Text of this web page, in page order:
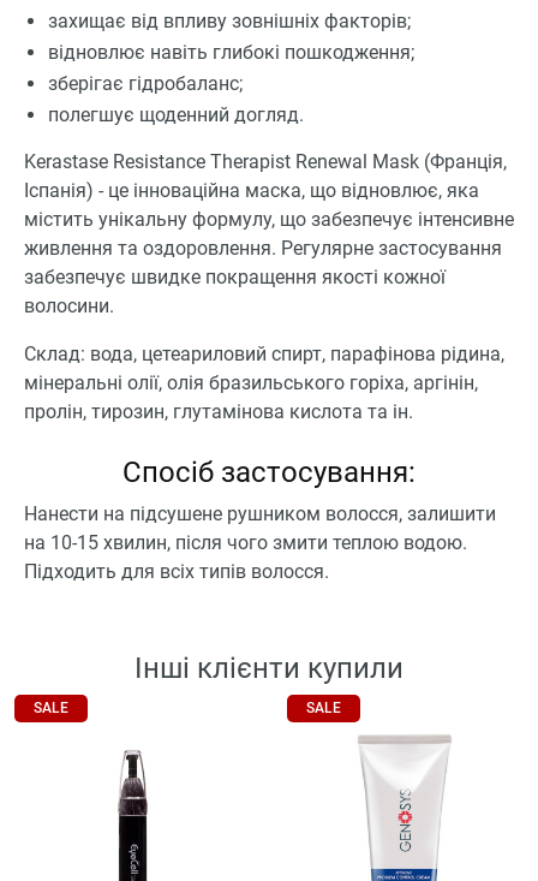
захищає від впливу зовнішніх факторів;
відновлює навіть глибокі пошкодження;
зберігає гідробаланс;
полегшує щоденний догляд.
Kerastase Resistance Therapist Renewal Mask (Франція,
Іспанія) - це інноваційна маска, що відновлює, яка
містить унікальну формулу, що забезпечує інтенсивне
живлення та оздоровлення. Регулярне застосування
забезпечує швидке покращення якості кожної
волосини.
Склад: вода, цетеариловий спирт, парафінова рідина,
мінеральні олії, олія бразильського горіха, аргінін,
пролін, тирозин, глутамінова кислота та ін.
Спосіб застосування:
Нанести на підсушене рушником волосся, залишити
на 10-15 хвилин, після чого змити теплою водою.
Підходить для всіх типів волосся.
Інші клієнти купили
SALE SALE